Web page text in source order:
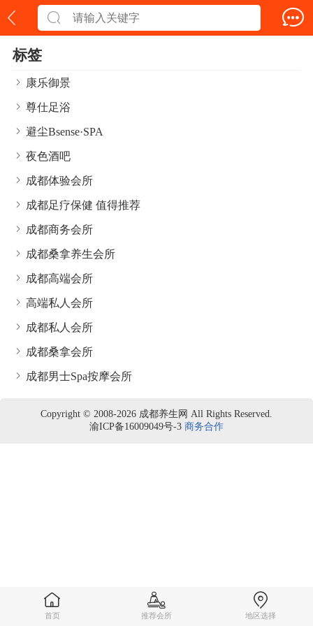
标签
康乐御景
尊仕足浴
避尘Bsense·SPA
夜色酒吧
成都体验会所
成都足疗保健 值得推荐
成都商务会所
成都桑拿养生会所
成都高端会所
高端私人会所
成都私人会所
成都桑拿会所
成都男士Spa按摩会所
Copyright © 2008-2026 成都养生网 All Rights Reserved.
渝ICP备16009049号-3 商务合作
首页 推荐会所 地区选择